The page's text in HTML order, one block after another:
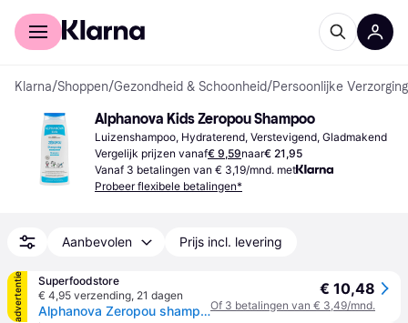
Voor shoppers
Klarna/Shoppen/Gezondheid & Schoonheid/Persoonlijke Verzorging
Alphanova Kids Zeropou Shampoo
Luizenshampoo, Hydraterend, Verstevigend, Gladmakend
Vergelijk prijzen vanaf€ 9,59naar€ 21,95
Vanaf 3 betalingen van € 3,19/mnd. met
Probeer flexibele betalingen*
Aanbevolen Prijs incl. levering
advertentie
Superfoodstore
€ 4,95 verzending, 21 dagen
Alphanova Zeropou shampoo preventie hoofdluis 200 ml
€ 10,48
Of 3 betalingen van € 3,49/mnd.